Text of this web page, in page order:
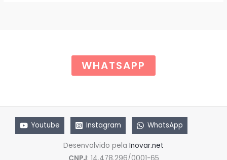
WHATSAPP
Youtube Instagram WhatsApp
Desenvolvido pela Inovar.net
CNPJ: 14.478.296/0001-65